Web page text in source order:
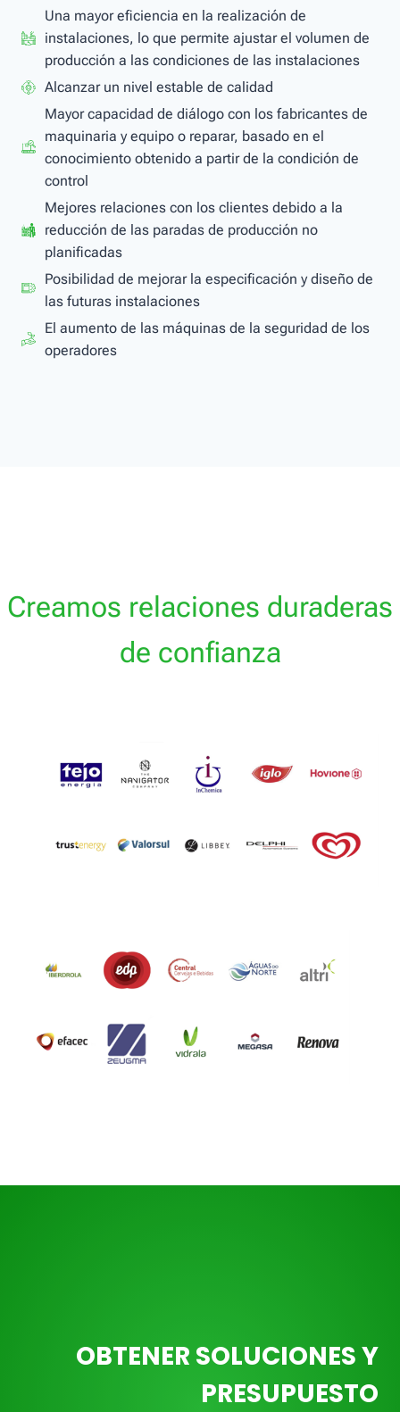
Una mayor eficiencia en la realización de
instalaciones, lo que permite ajustar el volumen de
producción a las condiciones de las instalaciones
Alcanzar un nivel estable de calidad
Mayor capacidad de diálogo con los fabricantes de
maquinaria y equipo o reparar, basado en el
conocimiento obtenido a partir de la condición de
control
Mejores relaciones con los clientes debido a la
reducción de las paradas de producción no
planificadas
Posibilidad de mejorar la especificación y diseño de
las futuras instalaciones
El aumento de las máquinas de la seguridad de los
operadores
Creamos relaciones duraderas
de confianza
OBTENER SOLUCIONES Y
PRESUPUESTO